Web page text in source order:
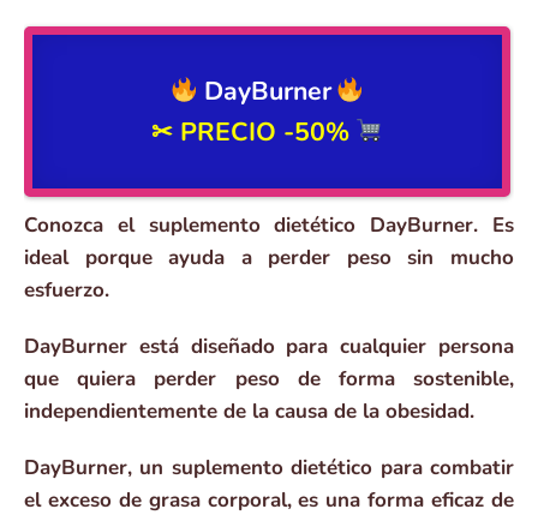
DayBurner
✂ PRECIO -50%
Conozca el suplemento dietético DayBurner. Es
ideal porque ayuda a perder peso sin mucho
esfuerzo.
DayBurner está diseñado para cualquier persona
que quiera perder peso de forma sostenible,
independientemente de la causa de la obesidad.
DayBurner, un suplemento dietético para combatir
el exceso de grasa corporal, es una forma eficaz de